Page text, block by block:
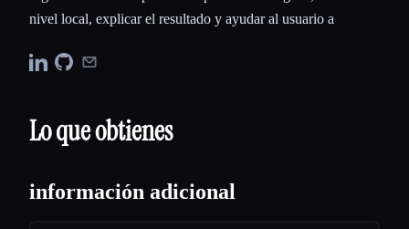
nivel local, explicar el resultado y ayudar al usuario a
Lo que obtienes
información adicional